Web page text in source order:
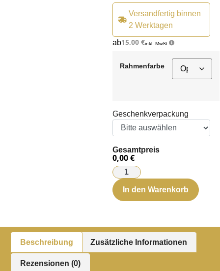
Versandfertig binnen
2 Werktagen
ab15,00 €inkl. MwSt.
Rahmenfarbe
Geschenkverpackung
Gesamtpreis
0,00 €
In den Warenkorb
Beschreibung Zusätzliche Informationen
Rezensionen (0)